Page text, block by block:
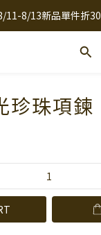
全館滿千免運
11-8/13新品單件折30
珍珠項鍊